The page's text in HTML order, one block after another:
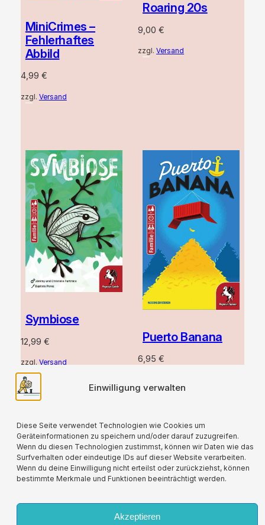
Einwilligung verwalten
Diese Seite verwendet Technologien wie Cookies um
Geräteinformationen zu speichern und/oder darauf zuzugreifen.
Wenn du diesen Technologien zustimmst, können wir Daten wie das
Surfverhalten oder eindeutige IDs auf dieser Website verarbeiten.
Wenn du deine Einwilligung nicht erteilst oder zurückziehst, können
bestimmte Merkmale und Funktionen beeinträchtigt werden.
Akzeptieren
MiniCrimes –
Fehlerhaftes
Abbild
4,99 €
zzgl. Versand
Roaring 20s
9,00€
zzgl.Versand
Symbiose
12,99 €
zzgl. Versand
Puerto Banana
6,95€
Für alle verwendeten Versandverpackungen
Kompensation geleistet.